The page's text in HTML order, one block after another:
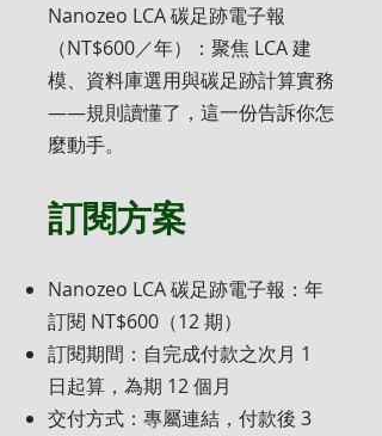
Nanozeo LCA 碳足跡電子報
（NT$600／年）：聚焦 LCA 建
模、資料庫選用與碳足跡計算實務
——規則讀懂了，這一份告訴你怎
麼動手。
訂閱方案
Nanozeo LCA 碳足跡電子報：年
訂閱 NT$600（12 期）
訂閱期間：自完成付款之次月 1
日起算，為期 12 個月
交付方式：專屬連結，付款後 3